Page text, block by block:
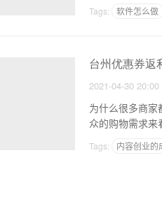
Tags: 软件怎么做
台州优惠券返
2021-04-30 20:00
为什么很多商
众的购物需求
Tags: 内容创业的